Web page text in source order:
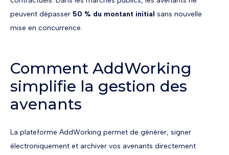
peuvent dépasser 50 % du montant initial sans nouvelle
mise en concurrence.
Comment AddWorking
simplifie la gestion des
avenants
La plateforme AddWorking permet de générer, signer
électroniquement et archiver vos avenants directement